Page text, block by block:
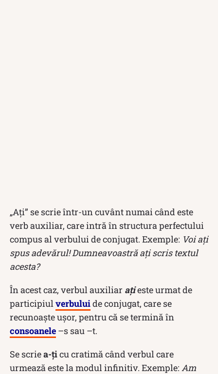
„Ați” se scrie într-un cuvânt numai când este
verb auxiliar, care intră în structura perfectului
compus al verbului de conjugat. Exemple: Voi ați
spus adevărul! Dumneavoastră ați scris textul
acesta?
În acest caz, verbul auxiliar aţieste urmat de
participiul verbuluide conjugat, care se
recunoaște ușor, pentru că se termină în
consoanele –s sau –t.
Se scriea-țicu cratimă când verbul care
urmează este la modul infinitiv. Exemple: Am